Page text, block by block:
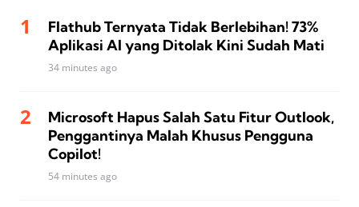
Flathub Ternyata Tidak Berlebihan! 73%
Aplikasi AI yang Ditolak Kini Sudah Mati
34 minutes ago
Microsoft Hapus Salah Satu Fitur Outlook,
Penggantinya Malah Khusus Pengguna
Copilot!
54 minutes ago